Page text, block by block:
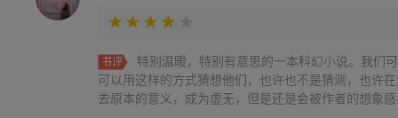
书评
特别温暖，特别有意思的一本科幻小说。我们
可以用这样的方式猜想他们，也许也不是猜测，也许
去原本的意义，成为虚无，但是还是会被作者的想象